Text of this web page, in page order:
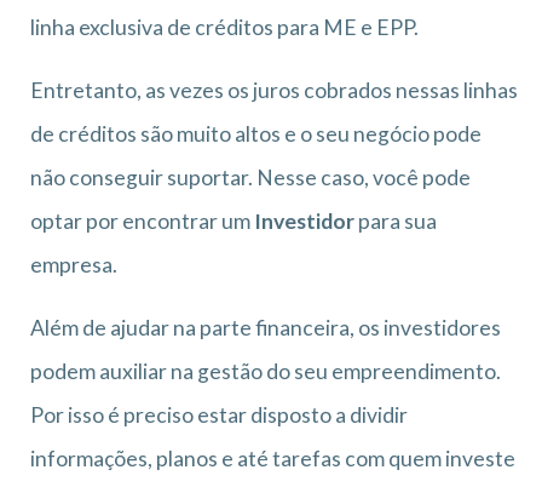
linha exclusiva de créditos para ME e EPP.
Entretanto, as vezes os juros cobrados nessas linhas
de créditos são muito altos e o seu negócio pode
não conseguir suportar. Nesse caso, você pode
optar por encontrar um Investidorpara sua
empresa.
Além de ajudar na parte financeira, os investidores
podem auxiliar na gestão do seu empreendimento.
Por isso é preciso estar disposto a dividir
informações, planos e até tarefas com quem investe